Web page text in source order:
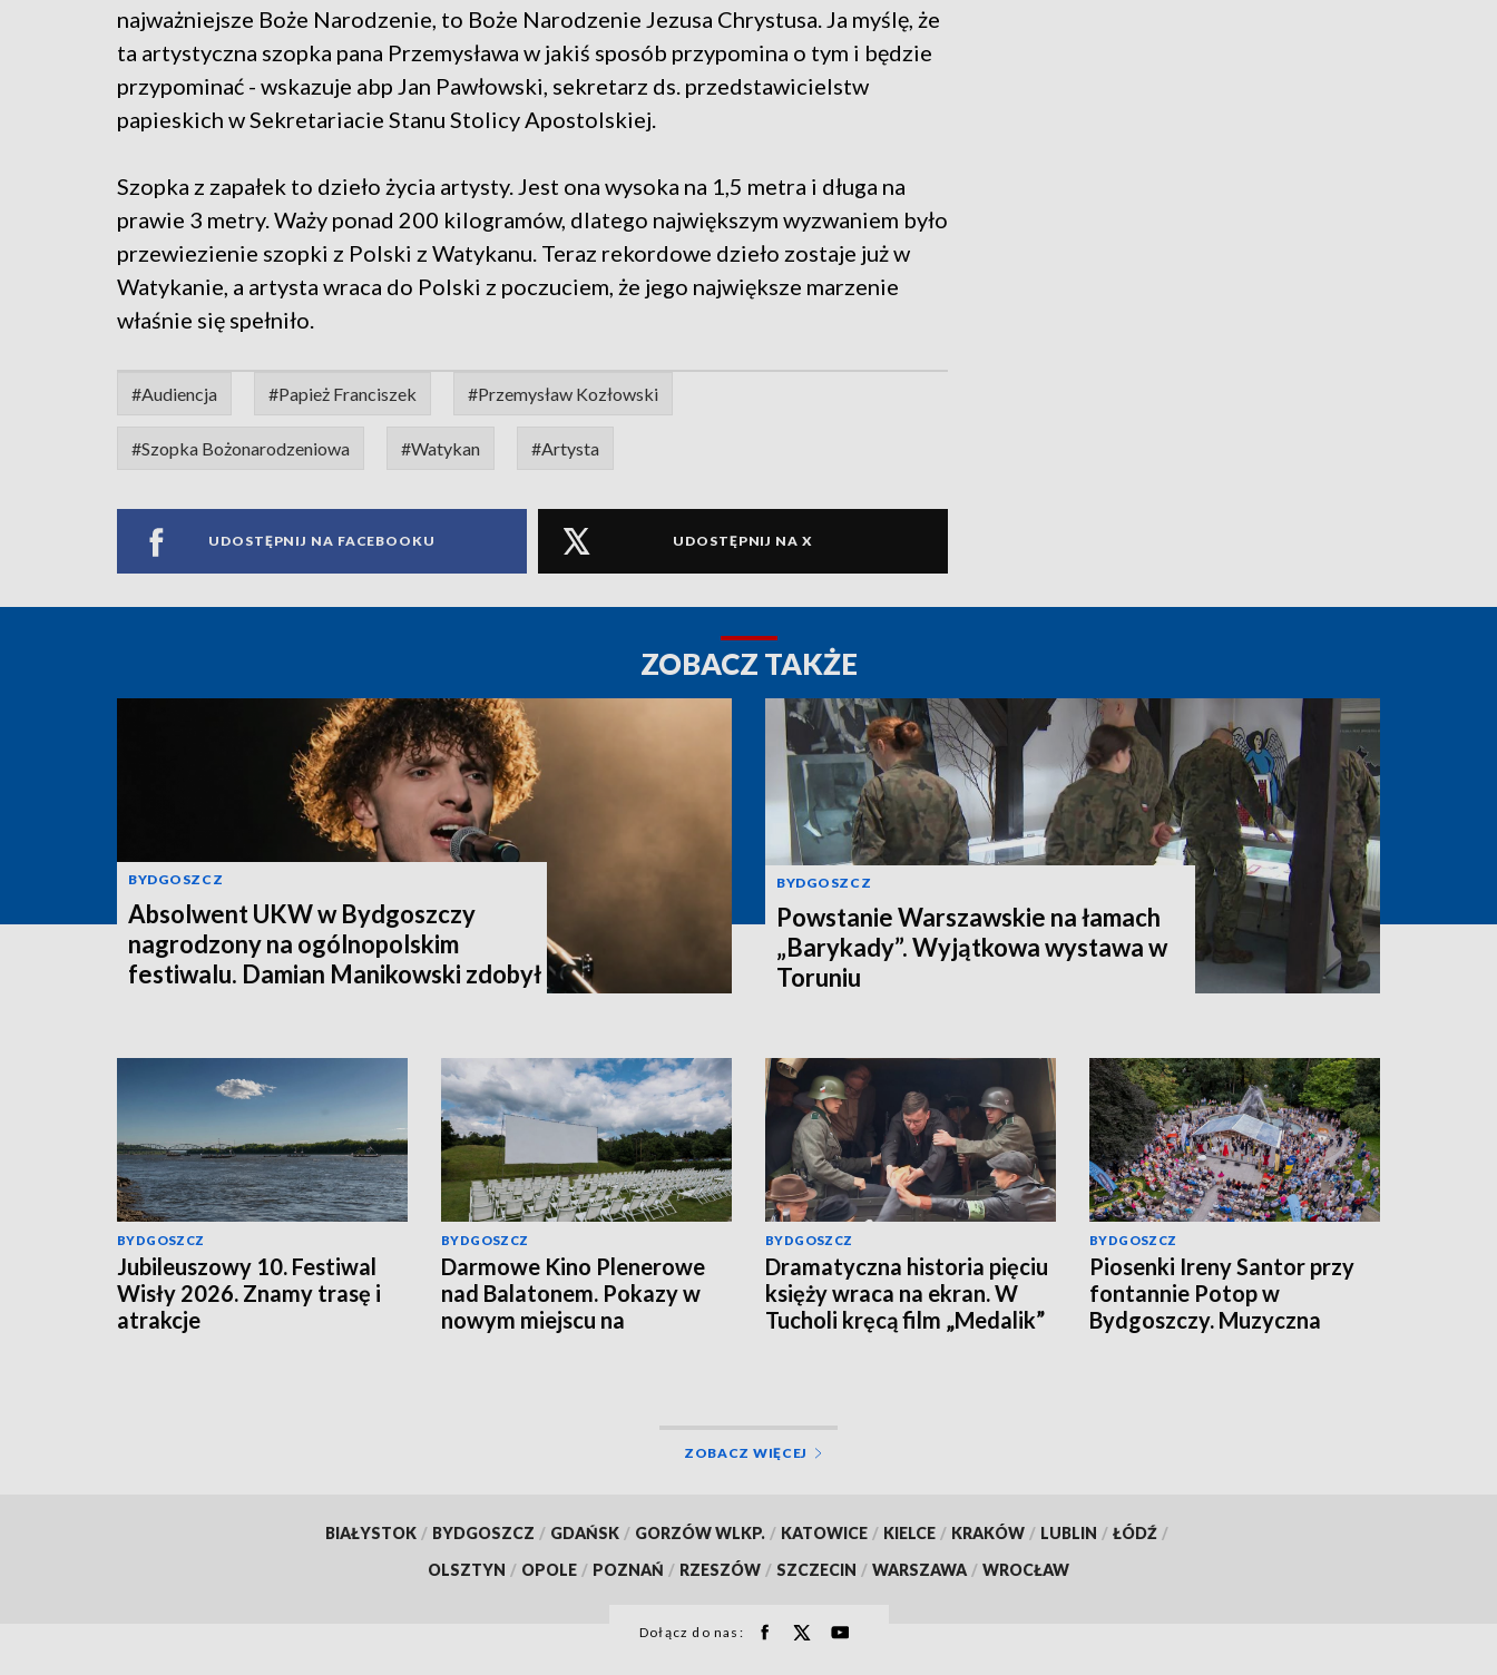
najważniejsze Boże Narodzenie, to Boże Narodzenie Jezusa Chrystusa. Ja myślę, że
ta artystyczna szopka pana Przemysława w jakiś sposób przypomina o tym i będzie
przypominać - wskazuje abp Jan Pawłowski, sekretarz ds. przedstawicielstw
papieskich w Sekretariacie Stanu Stolicy Apostolskiej.
Szopka z zapałek to dzieło życia artysty. Jest ona wysoka na 1,5 metra i długa na
prawie 3 metry. Waży ponad 200 kilogramów, dlatego największym wyzwaniem było
przewiezienie szopki z Polski z Watykanu. Teraz rekordowe dzieło zostaje już w
Watykanie, a artysta wraca do Polski z poczuciem, że jego największe marzenie
właśnie się spełniło.
#Audiencja #Papież Franciszek #Przemysław Kozłowski
#Szopka Bożonarodzeniowa #Watykan #Artysta
UDOSTĘPNIJ NA FACEBOOKU UDOSTĘPNIJ NA X
ZOBACZ TAKŻE
BYDGOSZCZ
Absolwent UKW w Bydgoszczy
nagrodzony na ogólnopolskim
festiwalu. Damian Manikowski zdobył
BYDGOSZCZ
Powstanie Warszawskie na łamach
„Barykady”. Wyjątkowa wystawa w
Toruniu
BYDGOSZCZ
Jubileuszowy 10. Festiwal
Wisły 2026. Znamy trasę i
atrakcje
BYDGOSZCZ
Darmowe Kino Plenerowe
nad Balatonem. Pokazy w
nowym miejscu na
BYDGOSZCZ
Dramatyczna historia pięciu
księży wraca na ekran. W
Tucholi kręcą film „Medalik”
BYDGOSZCZ
Piosenki Ireny Santor przy
fontannie Potop w
Bydgoszczy. Muzyczna
ZOBACZ WIĘCEJ
BIAŁYSTOK / BYDGOSZCZ / GDAŃSK / GORZÓW WLKP. / KATOWICE / KIELCE / KRAKÓW / LUBLIN / ŁÓDŹ /
OLSZTYN / OPOLE / POZNAŃ / RZESZÓW / SZCZECIN / WARSZAWA / WROCŁAW
Dołącz do nas: